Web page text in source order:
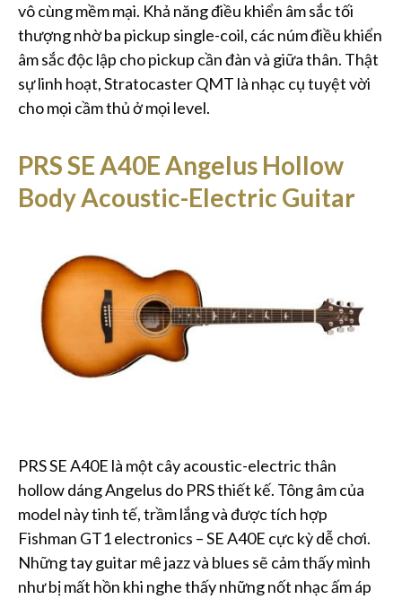
vô cùng mềm mại. Khả năng điều khiển âm sắc tối
thượng nhờ ba pickup single-coil, các núm điều khiển
âm sắc độc lập cho pickup cần đàn và giữa thân. Thật
sự linh hoạt, Stratocaster QMT là nhạc cụ tuyệt vời
cho mọi cầm thủ ở mọi level.
PRS SE A40E Angelus Hollow
Body Acoustic-Electric Guitar
PRS SE A40E là một cây acoustic-electric thân
hollow dáng Angelus do PRS thiết kế. Tông âm của
model này tinh tế, trầm lắng và được tích hợp
Fishman GT1 electronics – SE A40E cực kỳ dễ chơi.
Những tay guitar mê jazz và blues sẽ cảm thấy mình
như bị mất hồn khi nghe thấy những nốt nhạc ấm áp